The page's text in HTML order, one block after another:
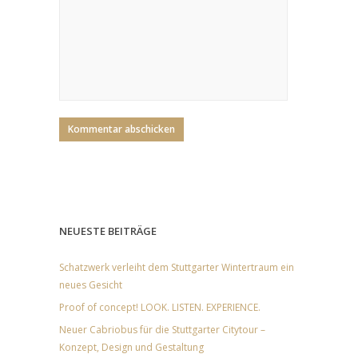
NEUESTE BEITRÄGE
Schatzwerk verleiht dem Stuttgarter Wintertraum ein
neues Gesicht
Proof of concept! LOOK. LISTEN. EXPERIENCE.
Neuer Cabriobus für die Stuttgarter Citytour –
Konzept, Design und Gestaltung